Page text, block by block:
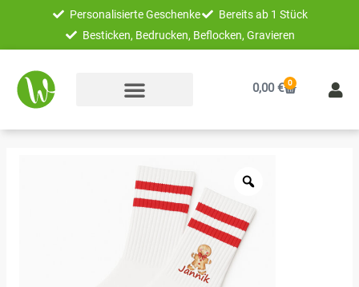
springen
Personalisierte Geschenke
Bereits ab 1 Stück
Besticken, Bedrucken, Beflocken, Gravieren
0,00€ 0
Warenkorb